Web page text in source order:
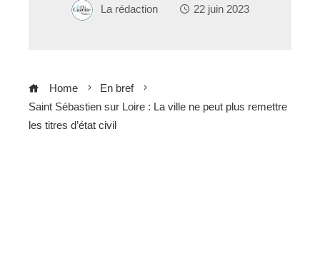
La rédaction 22 juin 2023
Home
En bref
Saint Sébastien sur Loire : La ville ne peut plus remettre
les titres d’état civil